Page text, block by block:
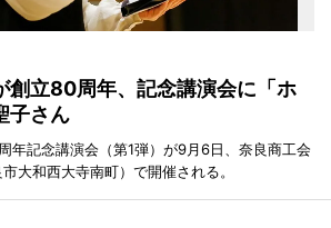
創立80周年、記念講演会に「ホ
子さん
年記念講演会（第1弾）が9月6日、奈良商工会
大和西大寺南町）で開催される。